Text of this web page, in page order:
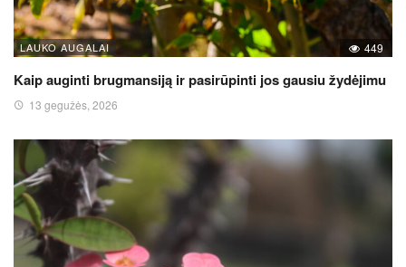
LAUKO AUGALAI 449
Kaip auginti brugmansiją ir pasirūpinti jos gausiu žydėjimu
13 gegužės, 2026